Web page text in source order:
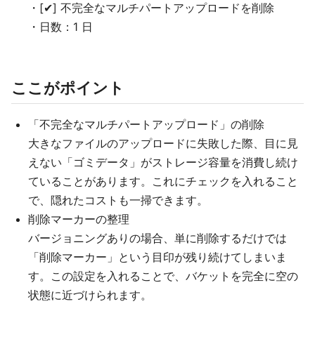
・[✔] 不完全なマルチパートアップロードを削除
・日数：1 日
ここがポイント
「不完全なマルチパートアップロード」の削除
大きなファイルのアップロードに失敗した際、目に見
えない「ゴミデータ」がストレージ容量を消費し続け
ていることがあります。これにチェックを入れること
で、隠れたコストも一掃できます。
削除マーカーの整理
バージョニングありの場合、単に削除するだけでは
「削除マーカー」という目印が残り続けてしまいま
す。この設定を入れることで、バケットを完全に空の
状態に近づけられます。